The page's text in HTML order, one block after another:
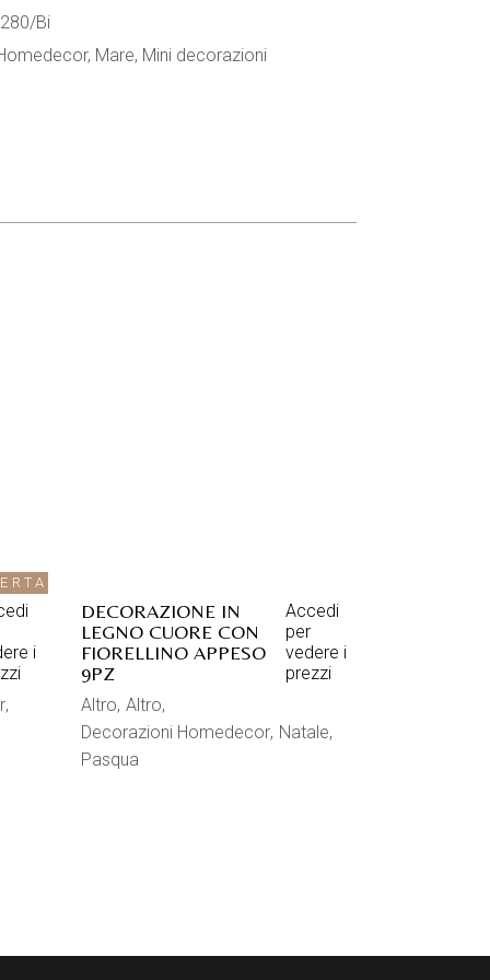
Bi
, Mare, Mini decorazioni
i
DECORAZIONE IN
LEGNO CUORE CON
FIORELLINO APPESO
9PZ
Accedi
per
vedere i
prezzi
Altro Altro
Decorazioni Homedecor Natale
Pasqua